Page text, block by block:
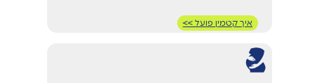
איך קטמין פועל >>